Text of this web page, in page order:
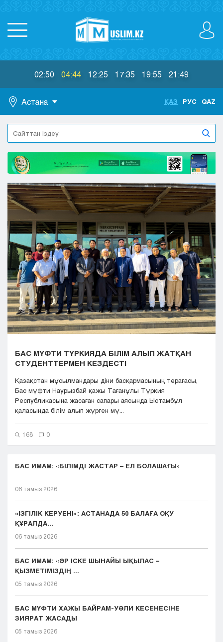
02:50 04:44 12:25 17:35 19:55 21:49
Астана
Астана
Алматы
Актобе
Атырау
Жезказган
Караганда
Кокшетау
Костанай
Кызылорда
Павлодар
Петропавловск
Семей
Талдыкорган
Тараз
Туркестан
Уральск
Усть-Каменогорск
ҚАЗ РУС QAZ
БАС МҮФТИ ТҮРКИЯДА БІЛІМ АЛЫП ЖАТҚАН
СТУДЕНТТЕРМЕН КЕЗДЕСТІ
Қазақстан мұсылмандары діни басқармасының төрағасы,
Бас мүфти Наурызбай қажы Тағанұлы Түркия
Республикасына жасаған сапары аясында Ыстамбұл
қаласында білім алып жүрген мү...
168 0
БАС ИМАМ: «БІЛІМДІ ЖАСТАР – ЕЛ БОЛАШАҒЫ»
06 тамыз 2026
«ІЗГІЛІК КЕРУЕНІ»: АСТАНАДА 50 БАЛАҒА ОҚУ
ҚҰРАЛДА...
06 тамыз 2026
БАС ИМАМ: «ӘР ІСКЕ ШЫНАЙЫ ЫҚЫЛАС –
ҚЫЗМЕТІМІЗДІҢ ...
05 тамыз 2026
БАС МҮФТИ ХАЖЫ БАЙРАМ-УӘЛИ КЕСЕНЕСІНЕ
ЗИЯРАТ ЖАСАДЫ
05 тамыз 2026